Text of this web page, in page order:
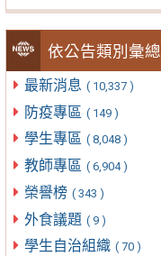
依公告類別彙總
最新消息 ( 10,337 )
防疫專區 ( 149 )
學生專區 ( 8,048 )
教師專區 ( 6,904 )
榮譽榜 ( 343 )
外食議題 ( 9 )
學生自治組織 ( 70 )